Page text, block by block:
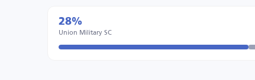
28%
Union Military SC